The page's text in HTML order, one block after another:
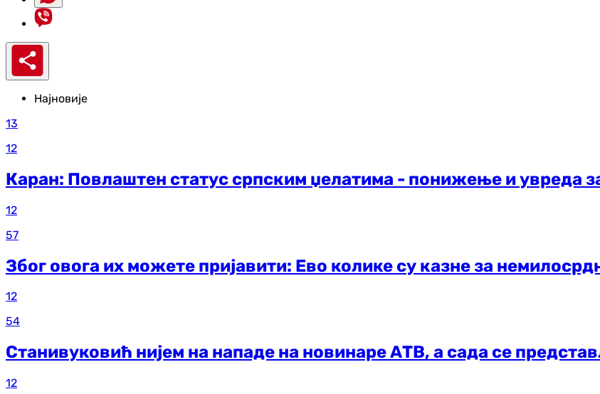
Најновије
13
12
Каран: Повлаштен статус српским џелатима - понижење и увреда
12
57
Због овога их можете пријавити: Ево колике су казне за
12
54
Станивуковић нијем на нападе на новинаре АТВ, а сада се
12